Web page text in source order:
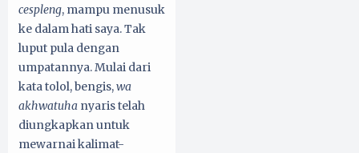
cespleng, mampu menusuk
ke dalam hati saya. Tak
luput pula dengan
umpatannya. Mulai dari
kata tolol, bengis,wa
akhwatuha nyaris telah
diungkapkan untuk
mewarnai kalimat-